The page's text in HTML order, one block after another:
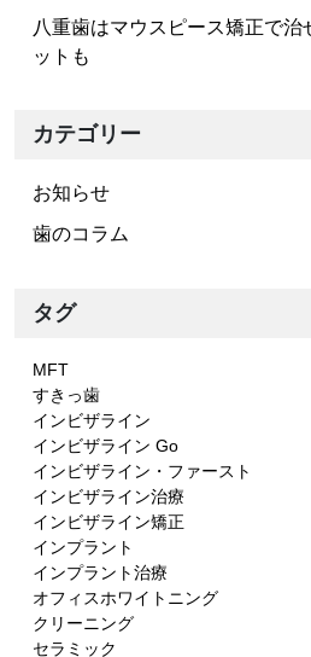
八重歯はマウスピース矯正で治
ットも
カテゴリー
お知らせ
歯のコラム
タグ
MFT
すきっ歯
インビザライン
インビザライン Go
インビザライン・ファースト
インビザライン治療
インビザライン矯正
インプラント
インプラント治療
オフィスホワイトニング
クリーニング
セラミック